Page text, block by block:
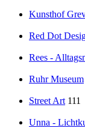
Kunsthof
Red Dot
Rees -
Ruhr Museum
Street Art 111
Unna -